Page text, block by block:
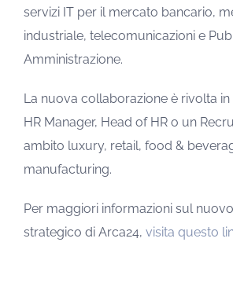
servizi IT per il mercato bancario,
industriale, telecomunicazioni e
Amministrazione.
La nuova collaborazione è rivolta
HR Manager, Head of HR o un
ambito luxury, retail, food &
manufacturing.
Per maggiori informazioni sul
strategico di Arca24, visita questo